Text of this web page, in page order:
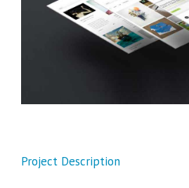
Project Description